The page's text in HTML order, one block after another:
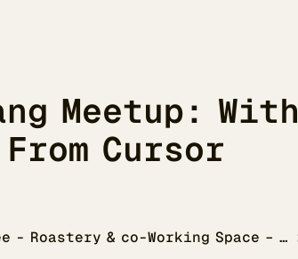
Meetup: With
Cursor
The Local Beans | Coffee - Roastery & co-Working Space – Da Nang